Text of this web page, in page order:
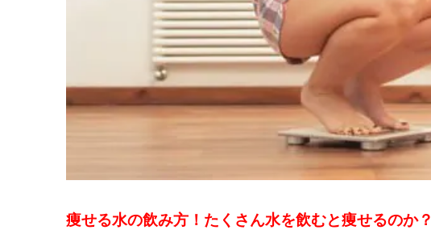
痩せる水の飲み方！たくさん水を飲むと痩せるのか？